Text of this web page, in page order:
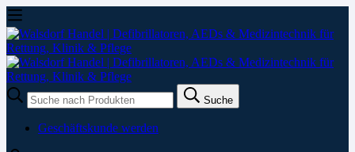
Suche
nach:
Suche
Geschäftskunde werden